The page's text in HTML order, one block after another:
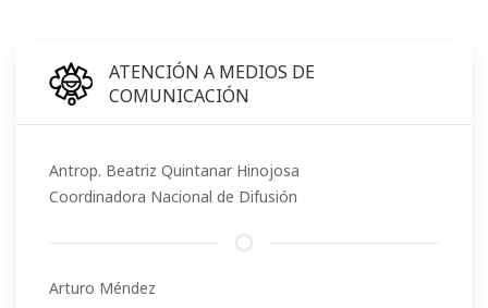
ATENCIÓN A MEDIOS DE
COMUNICACIÓN
Antrop. Beatriz Quintanar Hinojosa
Coordinadora Nacional de Difusión
Arturo Méndez